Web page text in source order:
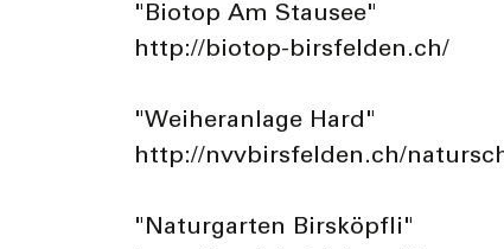
"Biotop Am Stausee"
http://biotop-birsfelden.ch/
"Weiheranlage Hard"
http://nvvbirsfelden.ch/
"Naturgarten Birsköpfli"